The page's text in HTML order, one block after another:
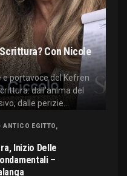
Con Nicole
e portavoce del Kefren
dall'anima del
dalle perizie...
ANTICO EGITTO,
Inizio Delle
–